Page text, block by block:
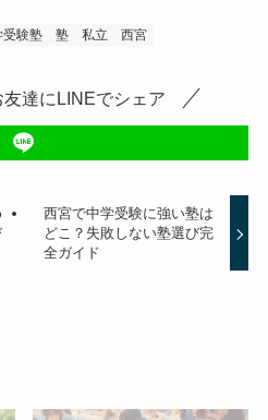
受験塾 塾 私立 西宮
達にLINEでシェア
西宮で中学受験に強い塾は
どこ？失敗しない塾選び完
全ガイド